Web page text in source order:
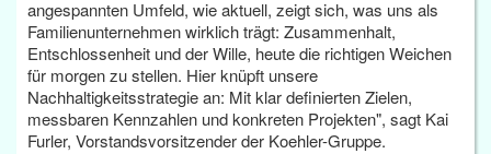
angespannten Umfeld, wie aktuell, zeigt sich, was uns als
Familienunternehmen wirklich trägt: Zusammenhalt,
Entschlossenheit und der Wille, heute die richtigen Weichen
für morgen zu stellen. Hier knüpft unsere
Nachhaltigkeitsstrategie an: Mit klar definierten Zielen,
messbaren Kennzahlen und konkreten Projekten", sagt Kai
Furler, Vorstandsvorsitzender der Koehler-Gruppe.